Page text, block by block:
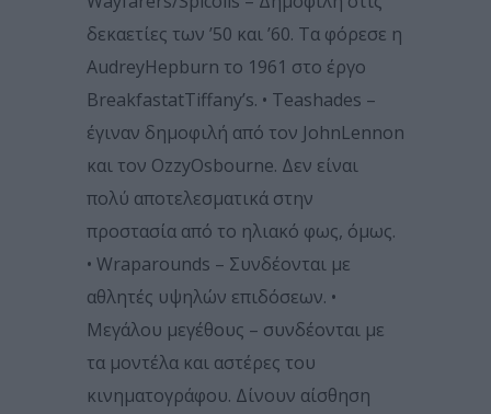
δεκαετίες των ’50 και ’60. Τα φόρεσε η
AudreyHepburn το 1961 στο έργο
BreakfastatTiffany’s. • Teashades –
έγιναν δημοφιλή από τον JohnLennon
και τον OzzyOsbourne. Δεν είναι
πολύ αποτελεσματικά στην
προστασία από το ηλιακό φως, όμως.
• Wraparounds – Συνδέονται με
αθλητές υψηλών επιδόσεων. •
Μεγάλου μεγέθους – συνδέονται με
τα μοντέλα και αστέρες του
κινηματογράφου. Δίνουν αίσθηση